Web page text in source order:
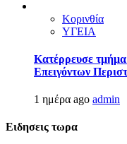
Κορινθία
ΥΓΕΙΑ
Kατέρρευσε
Επειγόντων
1 ημέρα ago admin
Ειδησεις τωρα